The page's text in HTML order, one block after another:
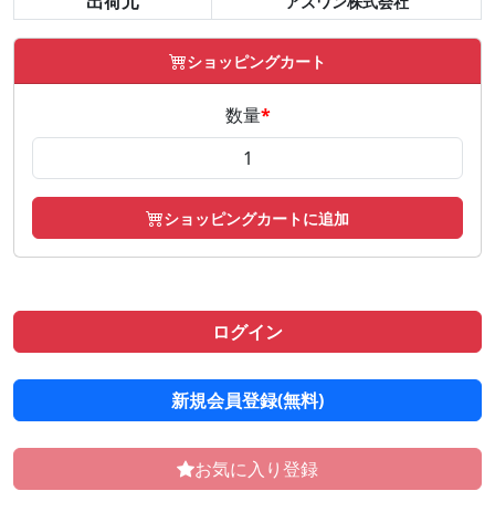
ショッピングカート
数量*
ショッピングカートに追加
ログイン
新規会員登録(無料)
お気に入り登録